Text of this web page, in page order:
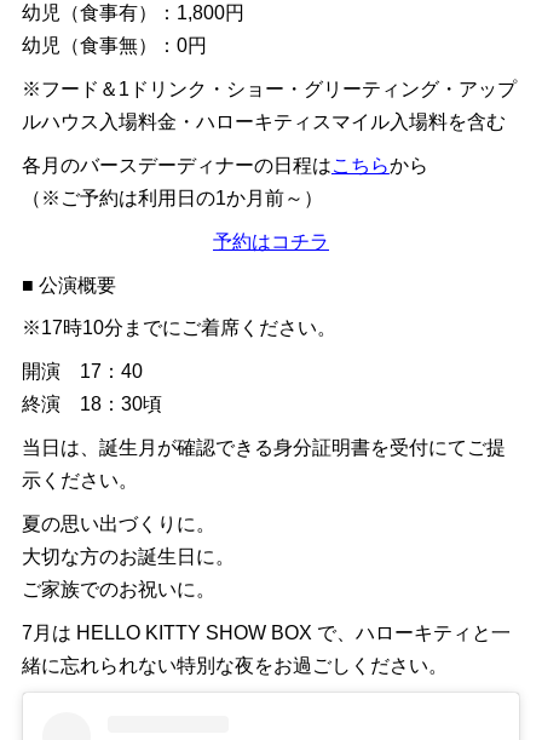
幼児（食事有）：1,800円
幼児（食事無）：0円
※フード＆1ドリンク・ショー・グリーティング・アップ
ルハウス入場料金・ハローキティスマイル入場料を含む
各月のバースデーディナーの日程はこちらから
（※ご予約は利用日の1か月前～）
予約はコチラ
■ 公演概要
※17時10分までにご着席ください。
開演 17：40
終演 18：30頃
当日は、誕生月が確認できる身分証明書を受付にてご提
示ください。
夏の思い出づくりに。
大切な方のお誕生日に。
ご家族でのお祝いに。
7月は HELLO KITTY SHOW BOX で、ハローキティと一
緒に忘れられない特別な夜をお過ごしください。